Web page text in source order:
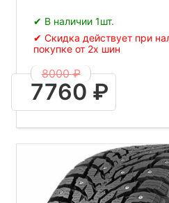
✔ В наличии 1шт.
✔ Скидка действует при
покупке от 2х шин
8000 ₽
7760 ₽